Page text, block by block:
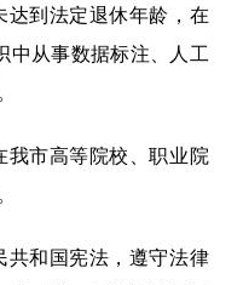
达到法定退休年龄，在
中从事数据标注、人工
我市高等院校、职业院
共和国宪法，遵守法律